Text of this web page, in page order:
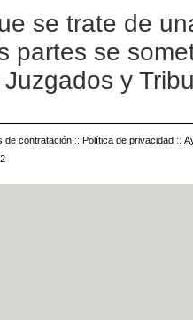
se trate de
partes se
y
de contratación :: Política de privacidad ::